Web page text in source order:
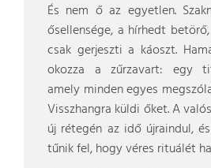
És nem ő az egyetlen.
ősellensége, a hírhedt
csak gerjeszti a káoszt.
okozza a zűrzavart: egy
amely minden egyes
Visszhangra küldi őket. A
új rétegén az idő újraindul,
tűnik fel, hogy véres rituálét